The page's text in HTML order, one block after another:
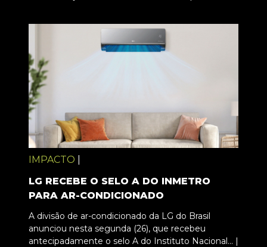
IMPACTO
LG RECEBE O SELO A DO INMETRO
PARA AR-CONDICIONADO
A divisão de ar-condicionado da LG do Brasil
anunciou nesta segunda (26), que recebeu
antecipadamente o selo A do Instituto Nacional... |